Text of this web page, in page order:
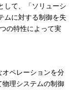
て、「ソリューシ
ムに対する制御を失
の特性によって実
ペレーションを分
理システムの制御